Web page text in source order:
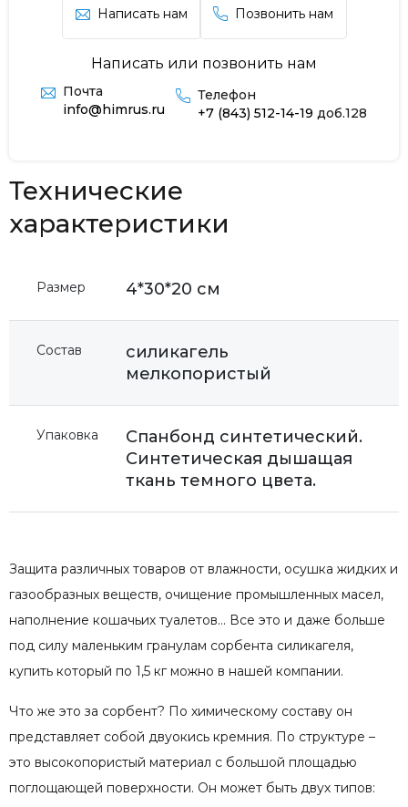
Написать нам Позвонить нам
Написать или позвонить нам
Почта
info@himrus.ru
Телефон
+7 (843) 512-14-19 доб.128
Технические
характеристики
Размер 4*30*20 см
Состав
силикагель
мелкопористый
Упаковка
Спанбонд синтетический.
Синтетическая дышащая
ткань темного цвета.
Защита различных товаров от влажности, осушка жидких и
газообразных веществ, очищение промышленных масел,
наполнение кошачьих туалетов… Все это и даже больше
под силу маленьким гранулам сорбента силикагеля,
купить который по 1,5 кг можно в нашей компании.
Что же это за сорбент? По химическому составу он
представляет собой двуокись кремния. По структуре –
это высокопористый материал с большой площадью
поглощающей поверхности. Он может быть двух типов: